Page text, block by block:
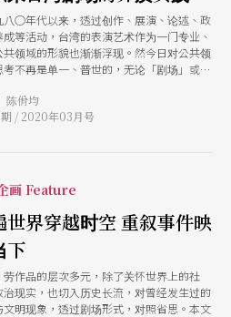
蹈创作者正在思考的主题，因此也是杜塞道
舞蹈博览会所关注的。」主办单位北莱茵-
亚舞蹈中心（Landesbro NRW）在介绍新
的新闻稿中提到。（注1） 本届的舞蹈博览
）、新设立的每日论坛「对谈连结」
Connect），以及晚上的演出节目。库
八○年代以来，透过创作、展演、论述、政
成等活动，台湾的表演艺术作为一门专业、
共领域的形貌也渐渐浮现。然今日对公共领
考不再是单一、普世的，无论「剧场」或
金会将于近期公开之「国艺会补助成果档
代戏剧专题」综览的系列回顾，纳入廿一
写其间之拉锯、延伸、对抗，抑或是补遗。
陈佾均
/ 2020年03月号
画 Feature
世界穿越时空 重叙事件映
下
劳作品的层次多元，除了关怀世界上的社
治现实，也切入历史长流，对曾经发生过的
文明现象，透过剧场形式，对照省思。本文